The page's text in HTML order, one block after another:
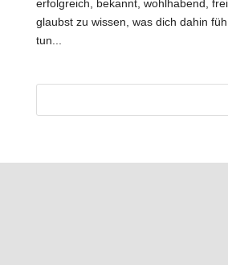
erfolgreich, bekannt, wohlhabend,
glaubst zu wissen, was dich dahin
tun...